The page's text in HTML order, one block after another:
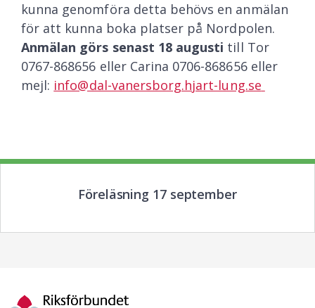
kunna genomföra detta behövs en anmälan
för att kunna boka platser på Nordpolen.
Anmälan görs senast 18 augusti till Tor
0767-868656 eller Carina 0706-868656 eller
mejl: info@dal-vanersborg.hjart-lung.se
Föreläsning 17 september